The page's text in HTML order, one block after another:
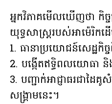
អ្នកវិភាគមើលឃើញថា កិច្ច
យុទ្ធសាស្ត្ររបស់អាម៉េរិកដ
1. ធានាប្រយោជន៍សេដ្ឋកិច្
2. បង្កើតឥទ្ធិពលយោធា
3. បញ្ជាក់អាជ្ញាធរជាដៃ
សង្គ្រាមនេះ។